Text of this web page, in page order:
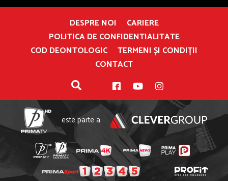
DESPRE NOI
CARIERE
POLITICA DE CONFIDENTIALITATE
COD DEONTOLOGIC
TERMENI ȘI CONDIȚII
CONTACT
este parte a